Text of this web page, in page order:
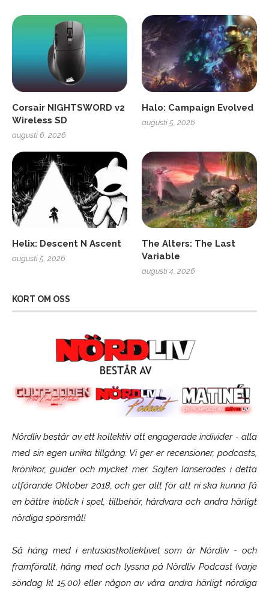
Corsair NIGHTSWORD v2
Wireless SD
augusti 6, 2026
Halo: Campaign Evolved
augusti 5, 2026
Helix: Descent N Ascent
augusti 5, 2026
The Alters: The Last
Variable
augusti 4, 2026
KORT OM OSS
Nördliv består av ett kollektiv att engagerade individer - alla
med sin egen unika tillgång. Vi ger er recensioner, podcasts,
krönikor, guider och mycket mer. Sajten lanserades i detta
utförande Oktober 2018, och ger allt för att ni ska kunna få
en bättre inblick i spel, tillbehör, hårdvara och andra härligt
nördiga spörsmål!
Så häng med i entusiastkollektivet som ärNördliv- och
framförallt, häng med och lyssna på Nördliv Podcast (varje
söndag kl 15.00) eller någon av våra andra härligt nördiga